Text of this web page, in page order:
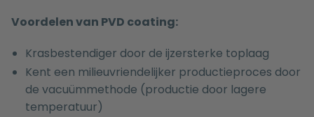
Voordelen van PVD coating:
Krasbestendiger door de ijzersterke toplaag
Kent een milieuvriendelijker productieproces door
de vacuümmethode (productie door lagere
temperatuur)